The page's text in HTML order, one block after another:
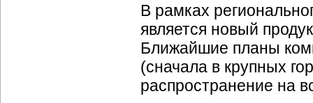
В рамках
является новый
Ближайшие планы
(сначала в крупных
распространение на